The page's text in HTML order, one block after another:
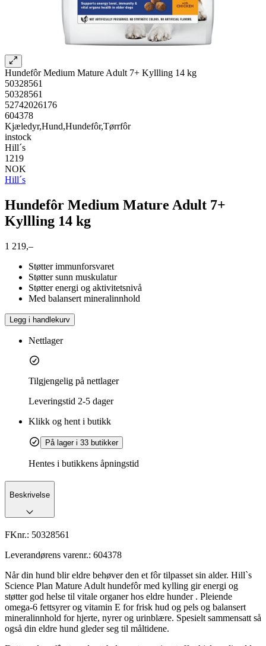
Hundefôr Medium Mature Adult 7+ Kyllling 14 kg
50328561
50328561
52742026176
604378
Kjæledyr,Hund,Hundefôr,Tørrfôr
instock
Hill´s
1219
NOK
Hill´s
Hundefôr Medium Mature Adult 7+
Kyllling 14 kg
1 219,–
Støtter immunforsvaret
Støtter sunn muskulatur
Støtter energi og aktivitetsnivå
Med balansert mineralinnhold
Legg i handlekurv
Nettlager
Tilgjengelig på nettlager
Leveringstid 2-5 dager
Klikk og hent i butikk
På lager i 33 butikker
Hentes i butikkens åpningstid
Beskrivelse
FKnr.: 50328561
Leverandørens varenr.: 604378
Når din hund blir eldre behøver den et fôr tilpasset sin alder. Hill`s
Science Plan Mature Adult hundefôr med kylling gir energi og
støtter god helse til vitale organer hos eldre hunder . Pleiende
omega-6 fettsyrer og vitamin E for frisk hud og pels og balansert
mineralinnhold for hjerte, nyrer og urinblære. Spesielt sammensatt så
også din eldre hund gleder seg til måltidene.